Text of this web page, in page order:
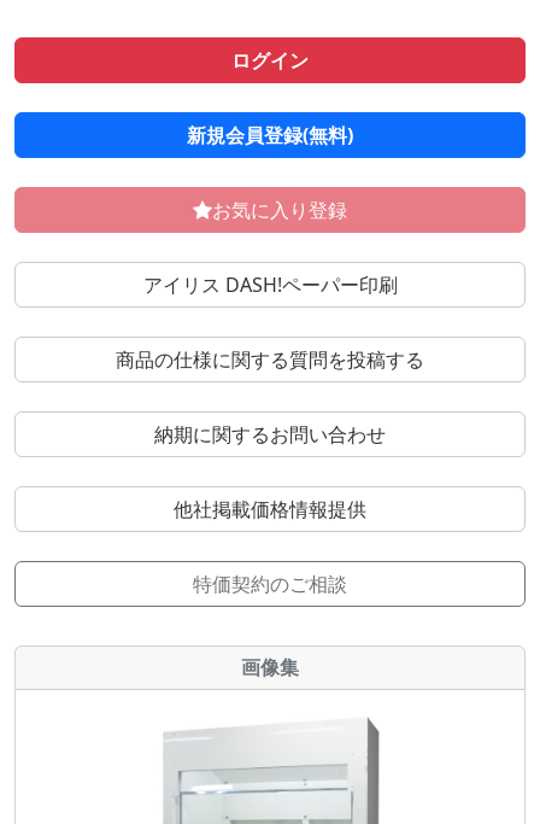
ログイン
新規会員登録(無料)
お気に入り登録
アイリス DASH!ペーパー印刷
商品の仕様に関する質問を投稿する
納期に関するお問い合わせ
他社掲載価格情報提供
特価契約のご相談
画像集